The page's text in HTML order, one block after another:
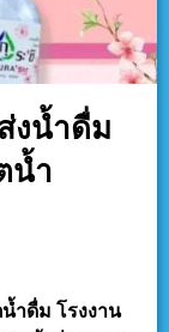
งน้ำดื่ม
น้ำ
ำดื่ม โรงงาน